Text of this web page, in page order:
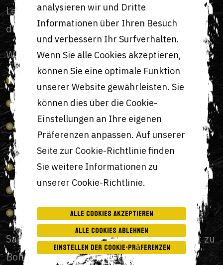
Leidenschaft, die wir gerne mit allen teilen,
die unser Restaurant besuchen.
Was Bohemian Burgers so einzigartig macht:
Hausgemachte Soßen
Frische Zutaten
Ungewöhnliche und gewagte
Kombinationen
Einzigartige Atmosphäre
Tolle Musik
Bedienung mit einem Lächeln 😊
Sagen Sie nicht einfach Burger-Restaurant zu
Bohemian Burgers!
analysieren wir und Dritte
Informationen über Ihren Besuch
und verbessern Ihr Surfverhalten.
Wenn Sie alle Cookies akzeptieren,
können Sie eine optimale Funktion
unserer Website gewährleisten. Sie
können dies über die Cookie-
Einstellungen an Ihre eigenen
Präferenzen anpassen. Auf unserer
Seite zur Cookie-Richtlinie finden
Sie weitere Informationen zu
unserer Cookie-Richtlinie.
Alle Cookies akzeptieren
Alle Cookies ablehnen
Einstellen der Cookie-Präferenzen